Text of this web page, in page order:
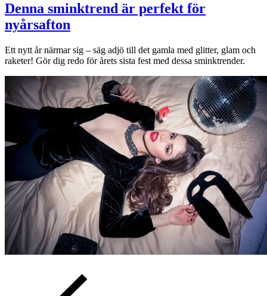
Denna sminktrend är perfekt för
nyårsafton
Ett nytt år närmar sig – säg adjö till det gamla med glitter, glam och
raketer! Gör dig redo för årets sista fest med dessa sminktrender.